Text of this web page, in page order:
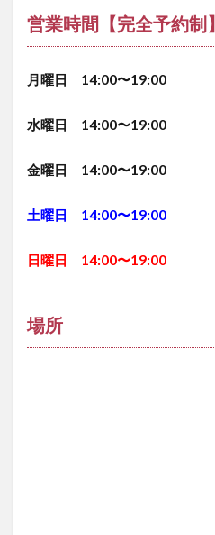
営業時間【完全予約制】
月曜日 14:00〜19:00
水曜日 14:00〜19:00
金曜日 14:00〜19:00
土曜日 14:00〜19:00
日曜日 14:00〜19:00
場所